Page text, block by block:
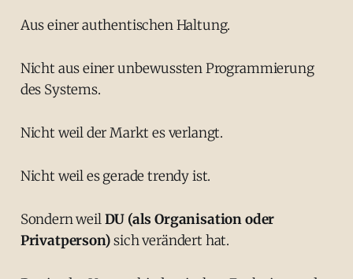
Aus einer authentischen Haltung.
Nicht aus einer unbewussten Programmierung
des Systems.
Nicht weil der Markt es verlangt.
Nicht weil es gerade trendy ist.
Sondern weilDU (als Organisation oder
Privatperson)sich verändert hat.